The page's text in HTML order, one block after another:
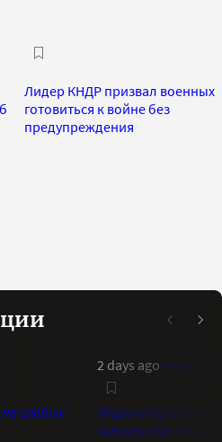
Лидер КНДР призвал военных
готовиться к войне без
предупреждения
слабых
2 days ago
Индикатор Bank of
максимальный